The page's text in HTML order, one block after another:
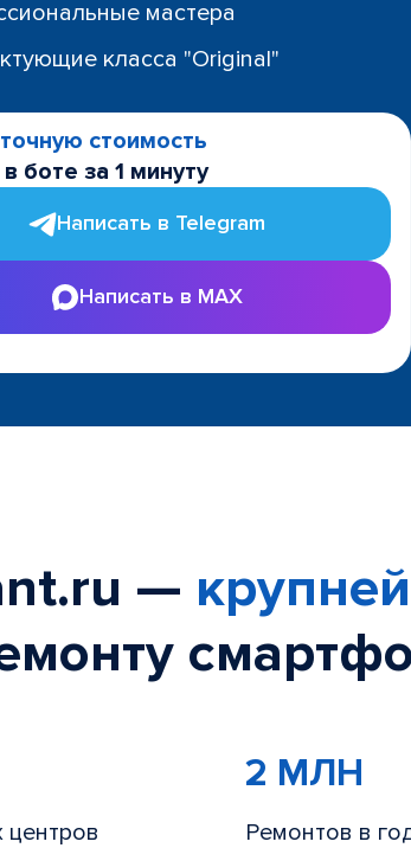
мастера
класса "Original"
стоимость
боте за 1 минуту
Написать в Telegram
Написать в MAX
—
2 МЛН
Ремонтов в